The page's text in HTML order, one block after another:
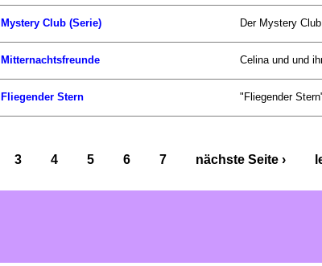
Mystery Club (Serie) Der Mystery
Mitternachtsfreunde Celina und und
Fliegender Stern "Fliegender
3 4 5 6 7 nächste Seite ›